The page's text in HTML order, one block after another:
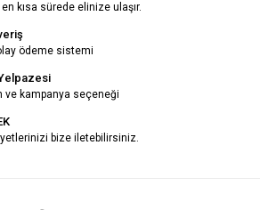
kısa sürede elinize ulaşır.
ödeme sistemi
ve kampanya seçeneği
bize iletebilirsiniz.